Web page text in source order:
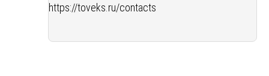
https://toveks.ru/contacts